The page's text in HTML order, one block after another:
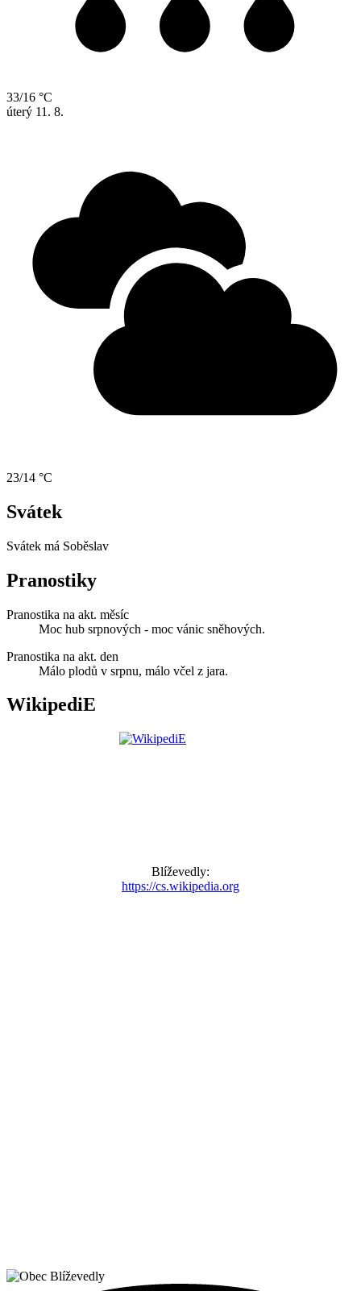
33/16 °C
úterý 11. 8.
23/14 °C
Svátek
Svátek má Soběslav
Pranostiky
Pranostika na akt. měsíc
Moc hub srpnových - moc vánic sněhových.
Pranostika na akt. den
Málo plodů v srpnu, málo včel z jara.
WikipediE
Blíževedly:
https://cs.wikipedia.org